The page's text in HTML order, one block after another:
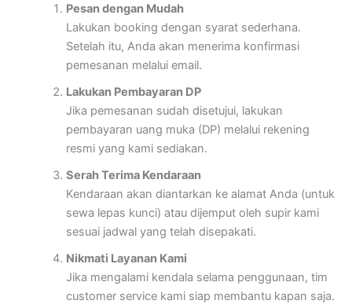
Pesan dengan Mudah
Lakukan booking dengan syarat sederhana.
Setelah itu, Anda akan menerima konfirmasi
pemesanan melalui email.
Lakukan Pembayaran DP
Jika pemesanan sudah disetujui, lakukan
pembayaran uang muka (DP) melalui rekening
resmi yang kami sediakan.
Serah Terima Kendaraan
Kendaraan akan diantarkan ke alamat Anda (untuk
sewa lepas kunci) atau dijemput oleh supir kami
sesuai jadwal yang telah disepakati.
Nikmati Layanan Kami
Jika mengalami kendala selama penggunaan, tim
customer service kami siap membantu kapan saja.